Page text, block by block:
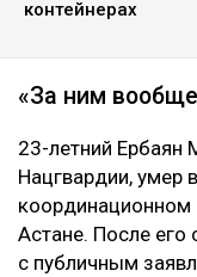
контейнерах
«За ним
23-летний
Нацгвардии, умер
координационном
Астане. После его
с публичным